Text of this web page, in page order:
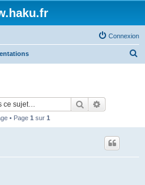
Connexion
Rechercher
• Page 1 sur 1